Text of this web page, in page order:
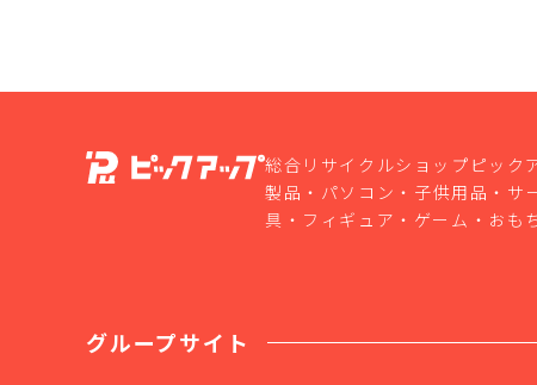
総合リサイクルショップピック
製品・パソコン・子供用品・サ
具・フィギュア・ゲーム・おも
グループサイト